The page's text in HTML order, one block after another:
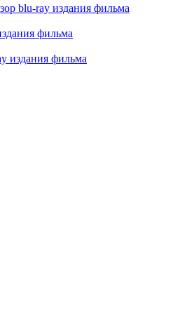
blu-ray издания фильма
фильма
издания фильма